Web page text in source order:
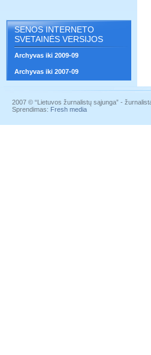
SENOS INTERNETO
SVETAINĖS VERSIJOS
Archyvas iki 2009-09
Archyvas iki 2007-09
2007 © “Lietuvos žurnalistų sąjunga” -
Sprendimas: Fresh media